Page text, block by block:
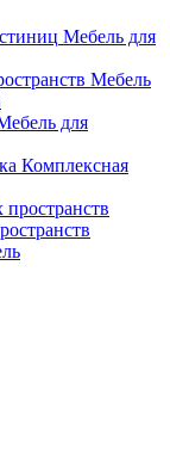
Мебель для
Мебель
для
Комплексная